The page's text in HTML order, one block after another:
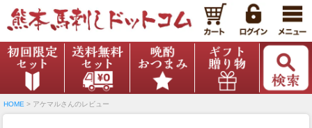
HOME アケマルさんのレビュー